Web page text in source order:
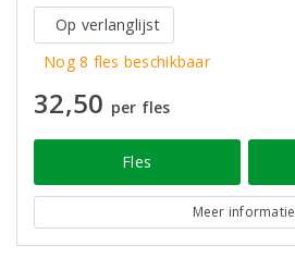
Op verlanglijst
Nog 8 fles beschikbaar
32,50 per fles
Fles
Meer informatie